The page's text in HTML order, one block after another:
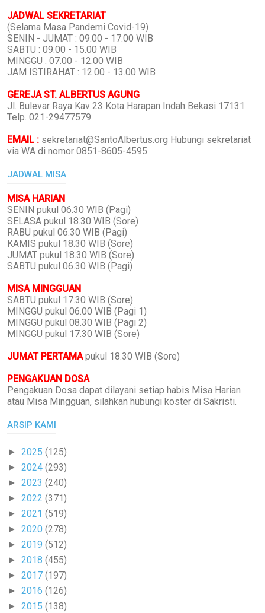
JADWAL SEKRETARIAT
(Selama Masa Pandemi Covid-19)
SENIN - JUMAT : 09.00 - 17.00 WIB
SABTU : 09.00 - 15.00 WIB
MINGGU : 07.00 - 12.00 WIB
JAM ISTIRAHAT : 12.00 - 13.00 WIB
GEREJA ST. ALBERTUS AGUNG
Jl. Bulevar Raya Kav 23 Kota Harapan Indah Bekasi 17131
Telp. 021-29477579
EMAIL : sekretariat@SantoAlbertus.org Hubungi sekretariat
via WA di nomor 0851-8605-4595
JADWAL MISA
MISA HARIAN
SENIN pukul 06.30 WIB (Pagi)
SELASA pukul 18.30 WIB (Sore)
RABU pukul 06.30 WIB (Pagi)
KAMIS pukul 18.30 WIB (Sore)
JUMAT pukul 18.30 WIB (Sore)
SABTU pukul 06.30 WIB (Pagi)
MISA MINGGUAN
SABTU pukul 17.30 WIB (Sore)
MINGGU pukul 06.00 WIB (Pagi 1)
MINGGU pukul 08.30 WIB (Pagi 2)
MINGGU pukul 17.30 WIB (Sore)
JUMAT PERTAMA pukul 18.30 WIB (Sore)
PENGAKUAN DOSA
Pengakuan Dosa dapat dilayani setiap habis Misa Harian
atau Misa Mingguan, silahkan hubungi koster di Sakristi.
ARSIP KAMI
► 2025 (125)
► 2024 (293)
► 2023 (240)
► 2022 (371)
► 2021 (519)
► 2020 (278)
► 2019 (512)
► 2018 (455)
► 2017 (197)
► 2016 (126)
► 2015 (138)